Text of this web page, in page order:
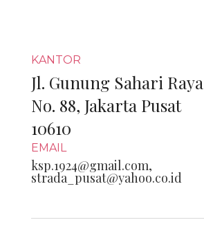
KANTOR
Jl. Gunung Sahari Raya
No. 88, Jakarta Pusat
10610
EMAIL
ksp.1924@gmail.com,
strada_pusat@yahoo.co.id